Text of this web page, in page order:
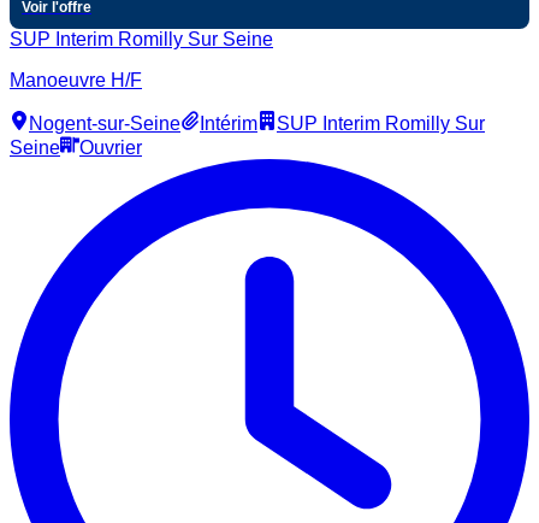
Voir l'offre
SUP Interim Romilly Sur Seine
Manoeuvre H/F
Nogent-sur-Seine Intérim
SUP Interim Romilly Sur
Seine
Ouvrier